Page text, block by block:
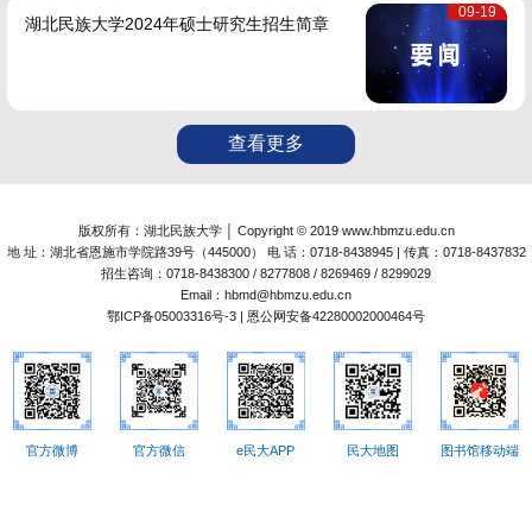
湖北民族大学2024年硕士研究生招生简章
09-19
查看更多
版权所有：湖北民族大学 │ Copyright © 2019 www.hbmzu.edu.cn
地 址：湖北省恩施市学院路39号（445000） 电 话：0718-8438945 | 传真：0718-8437832
招生咨询：0718-8438300 / 8277808 / 8269469 / 8299029
Email：hbmd@hbmzu.edu.cn
鄂ICP备05003316号-3 | 恩公网安备42280002000464号
官方微博 官方微信 e民大APP 民大地图 图书馆移动端